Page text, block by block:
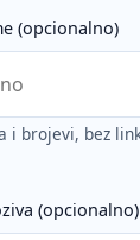
(opcionalno)
i brojevi, bez
(opcionalno)